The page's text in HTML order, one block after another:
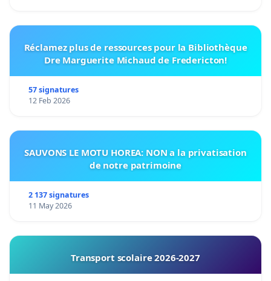
Réclamez plus de ressources pour la Bibliothèque
Dre Marguerite Michaud de Fredericton!
57 signatures
12 Feb 2026
SAUVONS LE MOTU HOREA: NON a la privatisation
de notre patrimoine
2 137 signatures
11 May 2026
Transport scolaire 2026-2027